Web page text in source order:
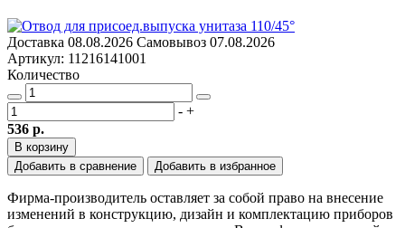
Доставка 08.08.2026 Самовывоз 07.08.2026
Артикул: 11216141001
Количество
- +
536 р.
В корзину
Добавить в сравнение
Добавить в избранное
Фирма-производитель оставляет за собой право на внесение
изменений в конструкцию, дизайн и комплектацию приборов